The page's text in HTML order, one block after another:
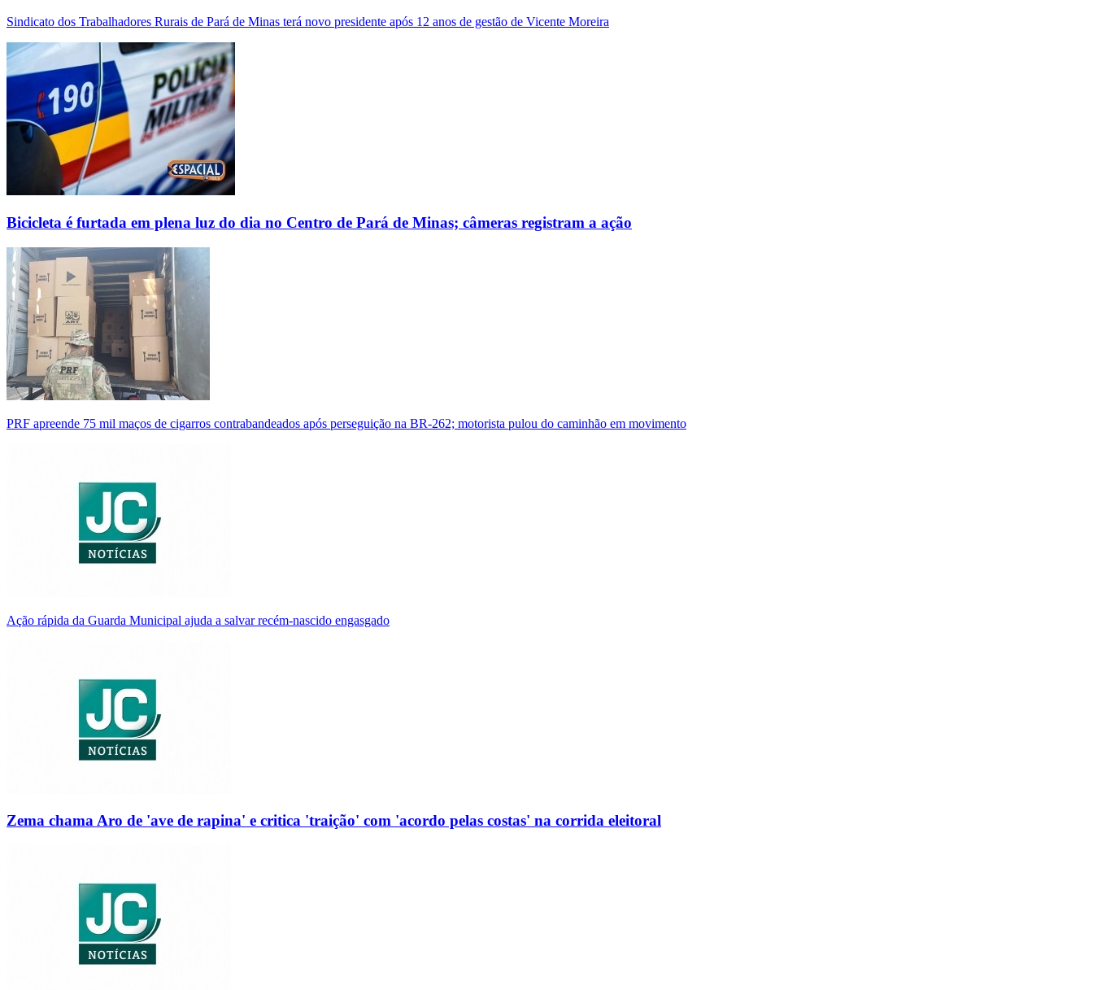
Sindicato dos Trabalhadores Rurais de Pará de Minas terá novo presidente após 12 anos de gestão de Vicente Moreira
Bicicleta é furtada em plena luz do dia no Centro de Pará de Minas; câmeras registram a ação
PRF apreende 75 mil maços de cigarros contrabandeados após perseguição na BR-262; motorista pulou do caminhão em movimento
Ação rápida da Guarda Municipal ajuda a salvar recém-nascido engasgado
Zema chama Aro de 'ave de rapina' e critica 'traição' com 'acordo pelas costas' na corrida eleitoral